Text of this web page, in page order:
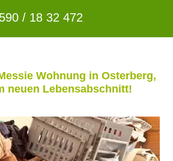
/ 18 32 472
Wohnung in Osterberg,
neuen Lebensabschnitt!